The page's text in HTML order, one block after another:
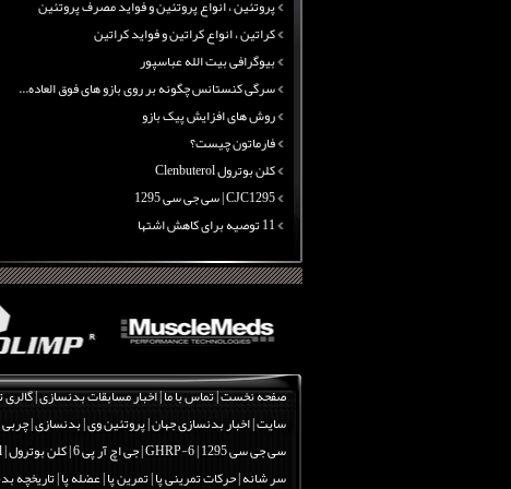
پروتئین ، انواع پروتئین و فواید مصرف پروتئین
کراتین ، انواع کراتین و فواید کراتین
بیوگرافی بیت الله عباسپور
سرگی کنستانس چگونه بر روی بازو های فوق العاده...
روش های افزایش پیک بازو
فارماتون چیست؟
کلن بوترول Clenbuterol
CJC1295 | سی جی سی 1295
11 توصیه برای کاهش اشتها
چربی سوزی با چای سبز
منابع پروتئینی غیر گوشتی
آرژنین ، فواید آرژنین و نقش آرژنین در بدن
گلوتامین ، انواع گلوتامین و فواید مصرف گلوتام...
پروتئین ، انواع پروتئین و فواید مصرف پروتئین
کراتین ، انواع کراتین و فواید کراتین
بیوگرافی بیت الله عباسپور
صفحه نخست|تماس با ما|اخبار مسابقات بدنسازی|
سایت|اخبار بدنسازی جهان|پروتئین وی|بدنسازی|
سی جی سی 1295
|GHRP-6 | جی اچ آر پی 6 |کلن بوترول | Clenbuterol
سر شانه|حرکات تمرینی پا | تمرین پا | عضله پا|تاریخچه